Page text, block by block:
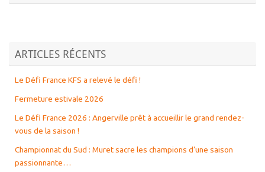
ARTICLES RÉCENTS
Le Défi France KFS a relevé le défi !
Fermeture estivale 2026
Le Défi France 2026 : Angerville prêt à accueillir le grand rendez-
vous de la saison !
Championnat du Sud : Muret sacre les champions d’une saison
passionnante…